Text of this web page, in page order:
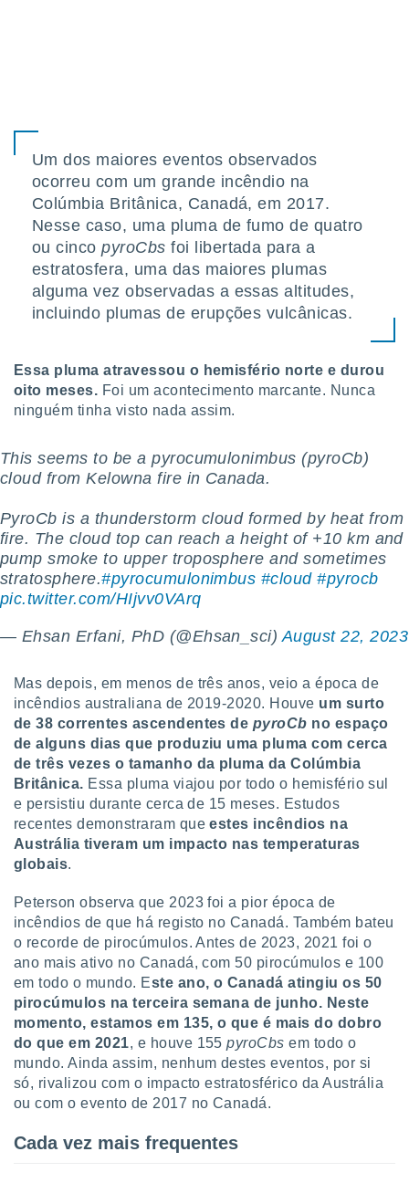
medir
medir o
de
dados
estudos
1199
Um dos maiores eventos observados
ocorreu com um grande incêndio na
Colúmbia Britânica, Canadá, em 2017.
Nesse caso, uma pluma de fumo de quatro
ou cincopyroCbs foi libertada para a
estratosfera, uma das maiores plumas
alguma vez observadas a essas altitudes,
incluindo plumas de erupções vulcânicas.
Essa pluma atravessou o hemisfério norte e durou
oito meses. Foi um acontecimento marcante. Nunca
ninguém tinha visto nada assim.
This seems to be a pyrocumulonimbus (pyroCb)
cloud from Kelowna fire in Canada.
PyroCb is a thunderstorm cloud formed by heat from
fire. The cloud top can reach a height of +10 km and
pump smoke to upper troposphere and sometimes
stratosphere.#pyrocumulonimbus #cloud #pyrocb
pic.twitter.com/HIjvv0VArq
— Ehsan Erfani, PhD (@Ehsan_sci)August 22, 2023
Mas depois, em menos de três anos, veio a época de
incêndios australiana de 2019-2020. Houve um surto
de 38 correntes ascendentes de pyroCb no espaço
de alguns dias que produziu uma pluma com cerca
de três vezes o tamanho da pluma da Colúmbia
Britânica. Essa pluma viajou por todo o hemisfério sul
e persistiu durante cerca de 15 meses. Estudos
recentes demonstraram queestes incêndios na
Austrália tiveram um impacto nas temperaturas
globais.
Peterson observa que 2023 foi a pior época de
incêndios de que há registo no Canadá. Também bateu
o recorde de pirocúmulos. Antes de 2023, 2021 foi o
ano mais ativo no Canadá, com 50 pirocúmulos e 100
em todo o mundo. Este ano, o Canadá atingiu os 50
pirocúmulos na terceira semana de junho. Neste
momento, estamos em 135, o que é mais do dobro
do que em 2021, e houve 155pyroCbs em todo o
mundo. Ainda assim, nenhum destes eventos, por si
só, rivalizou com o impacto estratosférico da Austrália
ou com o evento de 2017 no Canadá.
Cada vez mais frequentes